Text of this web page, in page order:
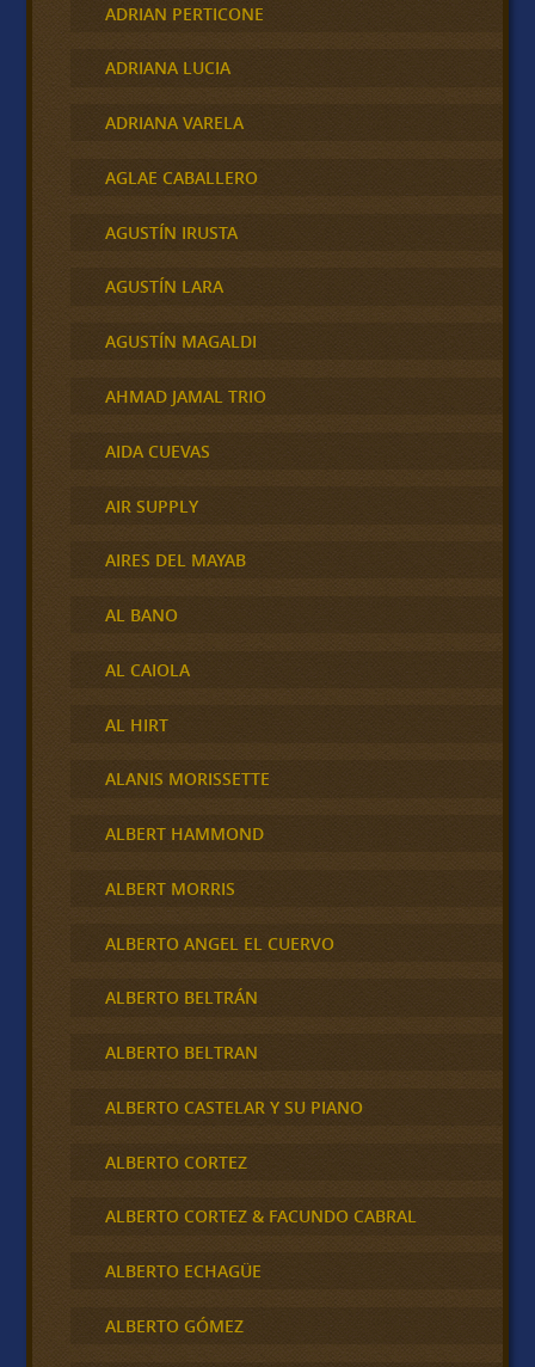
ADRIAN PERTICONE
ADRIANA LUCIA
ADRIANA VARELA
AGLAE CABALLERO
AGUSTÍN IRUSTA
AGUSTÍN LARA
AGUSTÍN MAGALDI
AHMAD JAMAL TRIO
AIDA CUEVAS
AIR SUPPLY
AIRES DEL MAYAB
AL BANO
AL CAIOLA
AL HIRT
ALANIS MORISSETTE
ALBERT HAMMOND
ALBERT MORRIS
ALBERTO ANGEL EL CUERVO
ALBERTO BELTRÁN
ALBERTO BELTRAN
ALBERTO CASTELAR Y SU PIANO
ALBERTO CORTEZ
ALBERTO CORTEZ & FACUNDO CABRAL
ALBERTO ECHAGÜE
ALBERTO GÓMEZ